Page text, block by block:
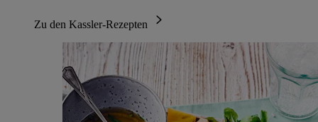
Zu den Kassler-Rezepten